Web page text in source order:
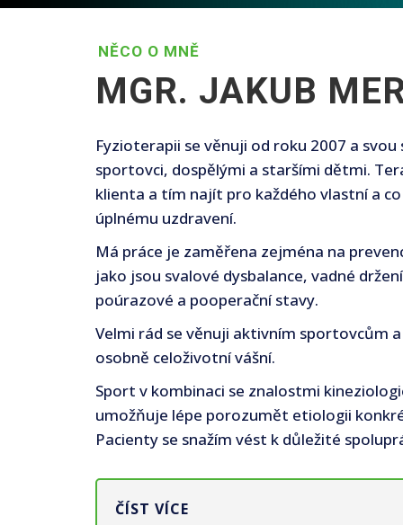
NĚCO O MNĚ
MGR. JAKUB
Fyzioterapii se věnuji od roku 2007 a
sportovci, dospělými a staršími dětmi.
klienta a tím najít pro každého vlastní a
úplnému uzdravení.
Má práce je zaměřena zejména na
jako jsou svalové dysbalance, vadné
poúrazové a pooperační stavy.
Velmi rád se věnuji aktivním sportovcům
osobně celoživotní vášní.
Sport v kombinaci se znalostmi
umožňuje lépe porozumět etiologii
Pacienty se snažím vést k důležité
ČÍST VÍCE